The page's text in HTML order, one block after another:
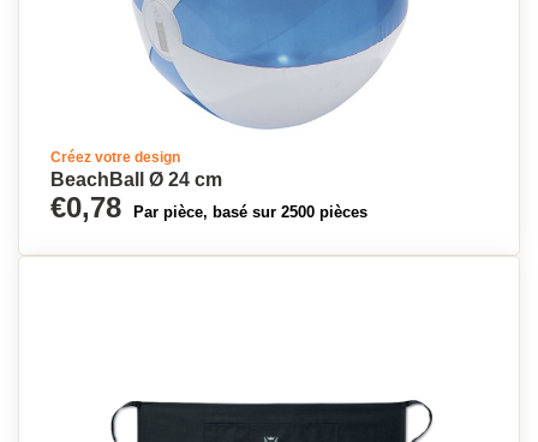
Créez votre design
BeachBall Ø 24 cm
€0,78 Par pièce, basé sur 2500 pièces